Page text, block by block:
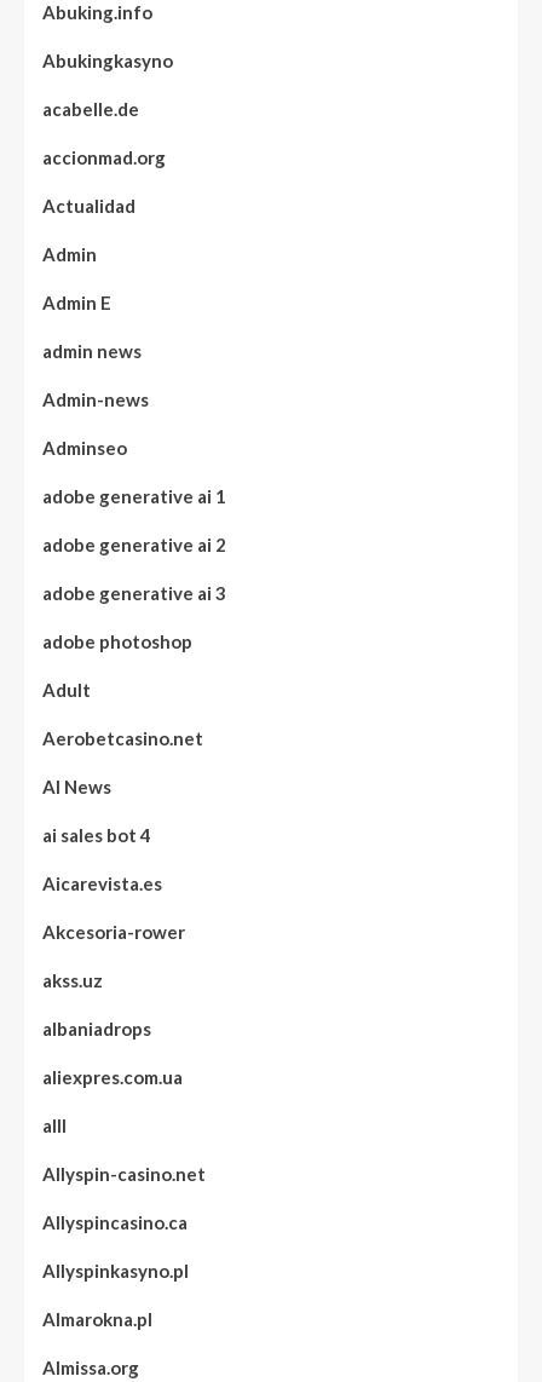
Abuking.info
Abukingkasyno
acabelle.de
accionmad.org
Actualidad
Admin
Admin E
admin news
Admin-news
Adminseo
adobe generative ai 1
adobe generative ai 2
adobe generative ai 3
adobe photoshop
Adult
Aerobetcasino.net
AI News
ai sales bot 4
Aicarevista.es
Akcesoria-rower
akss.uz
albaniadrops
aliexpres.com.ua
alll
Allyspin-casino.net
Allyspincasino.ca
Allyspinkasyno.pl
Almarokna.pl
Almissa.org